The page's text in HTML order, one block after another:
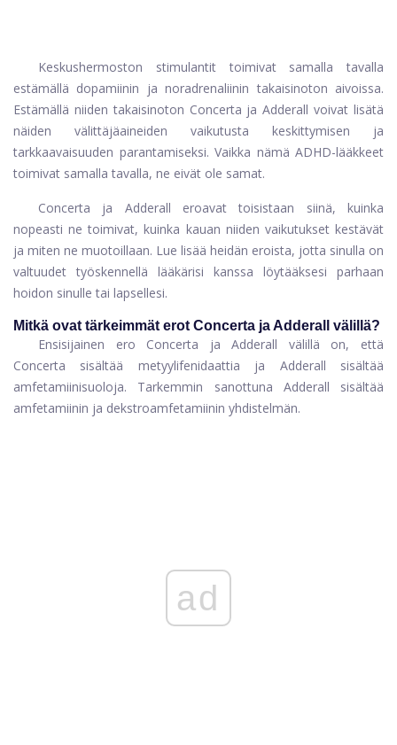
Keskushermoston stimulantit toimivat samalla tavalla
estämällä dopamiinin ja noradrenaliinin takaisinoton aivoissa.
Estämällä niiden takaisinoton Concerta ja Adderall voivat lisätä
näiden välittäjäaineiden vaikutusta keskittymisen ja
tarkkaavaisuuden parantamiseksi. Vaikka nämä ADHD-lääkkeet
toimivat samalla tavalla, ne eivät ole samat.
Concerta ja Adderall eroavat toisistaan ​​siinä, kuinka
nopeasti ne toimivat, kuinka kauan niiden vaikutukset kestävät
ja miten ne muotoillaan. Lue lisää heidän eroista, jotta sinulla on
valtuudet työskennellä lääkärisi kanssa löytääksesi parhaan
hoidon sinulle tai lapsellesi.
Mitkä ovat tärkeimmät erot Concerta ja Adderall välillä?
Ensisijainen ero Concerta ja Adderall välillä on, että
Concerta sisältää metyylifenidaattia ja Adderall sisältää
amfetamiinisuoloja. Tarkemmin sanottuna Adderall sisältää
amfetamiinin ja dekstroamfetamiinin yhdistelmän.
ad